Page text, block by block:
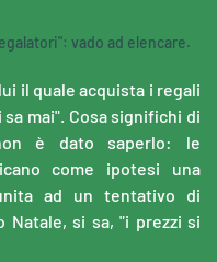
vado ad elencare.
il quale acquista i regali
mai". Cosa significhi di
è dato saperlo: le
come ipotesi una
ad un tentativo di
Natale, si sa, "i prezzi si